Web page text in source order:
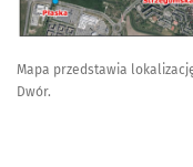
Mapa przedstawia
Dwór.